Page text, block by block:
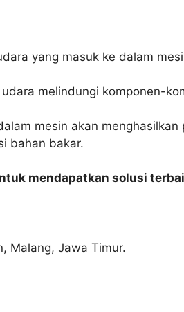
yang masuk ke dalam
melindungi komponen-
mesin akan
bahan bakar.
mendapatkan solusi
Malang, Jawa Timur.